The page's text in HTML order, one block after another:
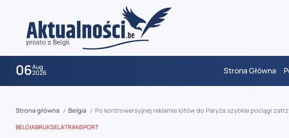
06Aug
2026 Strona Główna
Strona główna / Belgia / Po kontrowersyjnej reklamie lotów do Paryża szybkie pociągi
BELGIABRUKSELATRANSPORT